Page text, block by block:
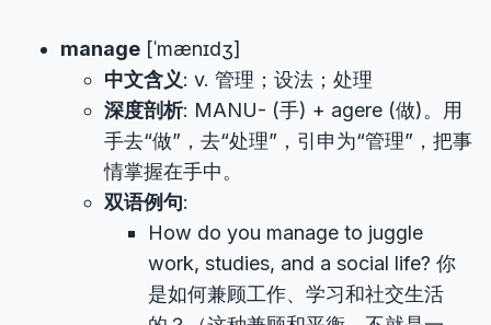
manage [ˈmænɪdʒ]
中文含义: v. 管理；设法；处理
深度剖析: MANU- (手) + agere (做)。用
手去“做”，去“处理”，引申为“管理”，把事
情掌握在手中。
双语例句:
How do you manage to juggle
work, studies, and a social life? 你
是如何兼顾工作、学习和社交生活